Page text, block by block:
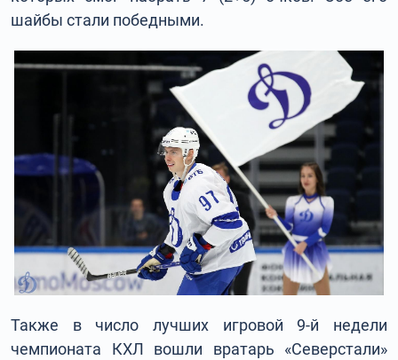
шайбы стали победными.
Также в число лучших игровой 9-й недели
чемпионата КХЛ вошли вратарь «Северстали»